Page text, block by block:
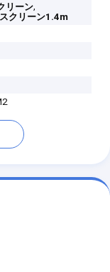
リーン,
クリーン1.4m